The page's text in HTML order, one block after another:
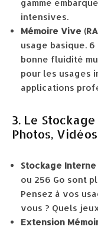
gamme
intensives.
Mémoire Vive
usage basique.
bonne fluidité
pour les usages
applications
3. Le
Photos,
Stockage Interne
ou 256 Go sont
Pensez à vos
vous ? Quels
Extension